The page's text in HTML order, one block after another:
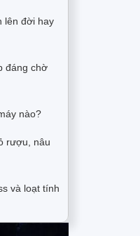
lên đời hay
đáng chờ
nào?
rượu, nâu
và loạt tính